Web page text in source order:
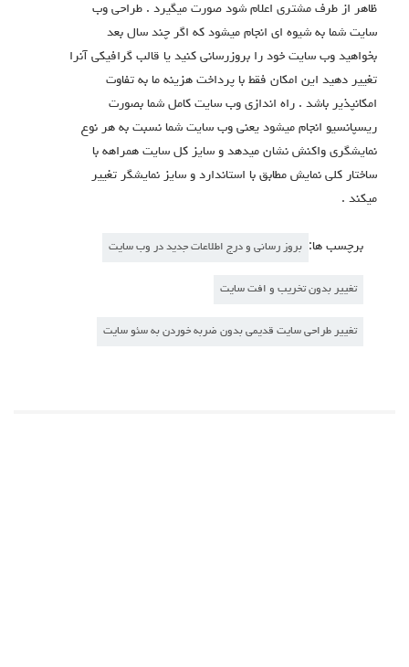
ظاهر از طرف مشتری اعلام شود صورت میگیرد . طراحی وب
سایت شما به شیوه ای انجام میشود که اگر چند سال بعد
بخواهید وب سایت خود را بروزرسانی کنید یا قالب گرافیکی آنرا
تغییر دهید این امکان فقط با پرداخت هزینه ما به تفاوت
امکانپذیر باشد . راه اندازی وب سایت کامل شما بصورت
ریسپانسیو انجام میشود یعنی وب سایت شما نسبت به هر نوع
نمایشگری واکنش نشان میدهد و سایز کل سایت همراهه با
ساختار کلی نمایش مطابق با استاندارد و سایز نمایشگر تغییر
میکند .
برچسب ها: بروز رسانی و درج اطلاعات جدید در وب سایت
تغییر بدون تخریب و افت سایت
تغییر طراحی سایت قدیمی بدون ضربه خوردن به سئو سایت